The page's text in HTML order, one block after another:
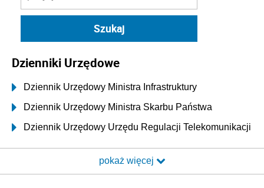
Dzienniki Urzędowe
Dziennik Urzędowy Ministra Infrastruktury
Dziennik Urzędowy Ministra Skarbu Państwa
Dziennik Urzędowy Urzędu Regulacji Telekomunikacji
Dziennik Urzędowy Ministra Transportu i Budownictwa
pokaż więcej